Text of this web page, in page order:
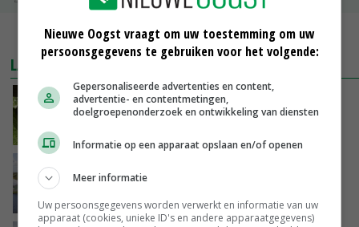
MEER MARKTPRIJZEN
LAATSTE NIEUWS
Onderzoek: rantsoen van invloed op
wateropname koe
investeringen bij droogte
Nieuwe Oogst vraagt om uw toestemming om uw
persoonsgegevens te gebruiken voor het volgende:
Gepersonaliseerde advertenties en content,
advertentie- en contentmetingen,
doelgroepenonderzoek en ontwikkeling van diensten
Informatie op een apparaat opslaan en/of openen
Meer informatie
Uw persoonsgegevens worden verwerkt en informatie van uw
apparaat (cookies, unieke ID's en andere apparaatgegevens)